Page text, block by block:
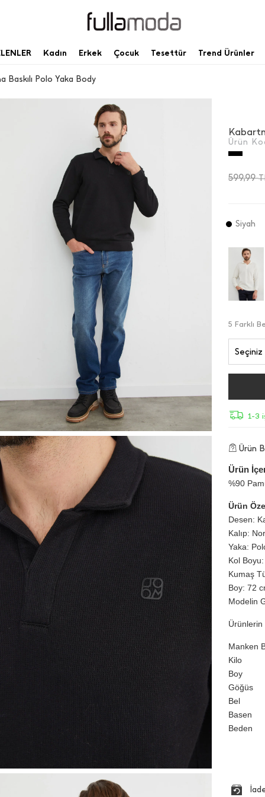
Kadın Erkek Çocuk Tesettür Trend Ürünler
Baskılı Polo Yaka Body
Ürün
599,99
Siyah
5 Farklı
Seçiniz
1-3
Ürün
Ürün
%90
Ürün
Desen:
Kalıp:
Yaka:
Kol
Kumaş
Boy: 72
Modelin
Ürünlerin
Manken
Kilo
Boy
Göğüs
Bel
Basen
Beden